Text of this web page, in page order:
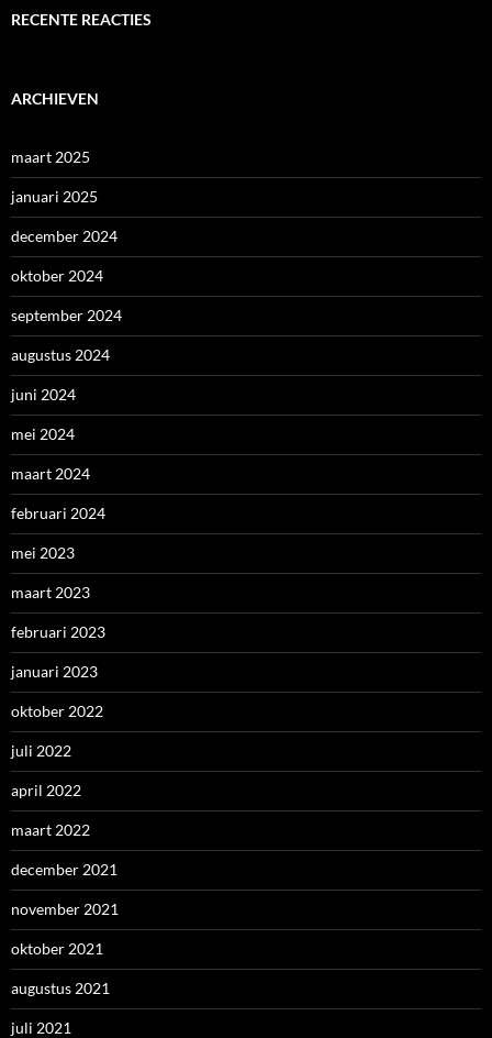
RECENTE REACTIES
ARCHIEVEN
maart 2025
januari 2025
december 2024
oktober 2024
september 2024
augustus 2024
juni 2024
mei 2024
maart 2024
februari 2024
mei 2023
maart 2023
februari 2023
januari 2023
oktober 2022
juli 2022
april 2022
maart 2022
december 2021
november 2021
oktober 2021
augustus 2021
juli 2021